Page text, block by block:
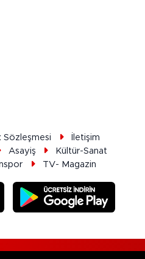
Sözleşmesi
İletişim
Asayiş
Kültür-Sanat
TV- Magazin